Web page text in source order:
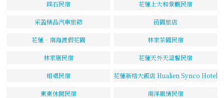
鏷石民宿 花蓮上大和景觀民宿
采盈精品汽車旅館 函園旅店
花蓮‧南海渡假花園 林家茶園民宿
林家厝民宿 花蓮天外天溫馨民宿
相遇民宿 花蓮新格大飯店 Hualien Synco Hotel
東東休閒民宿 南洋風情民宿